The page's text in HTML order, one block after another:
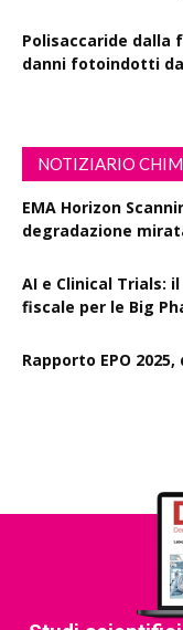
Polisaccaride dalla
danni fotoindotti
NOTIZIARIO
EMA Horizon
degradazione
AI e Clinical Trials:
fiscale per le Big
Rapporto EPO